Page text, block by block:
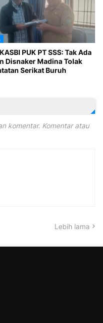
PUK PT SSS: Tak Ada
Disnaker Madina Tolak
Serikat Buruh
komentar. Komentar atau
Lebih lama